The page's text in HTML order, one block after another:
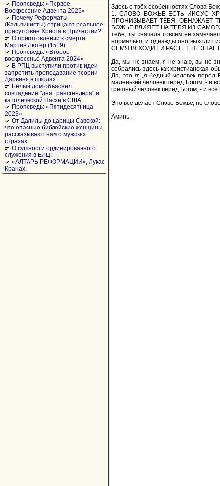
Проповедь: «Первое
Воскресение Адвента 2025»
Почему Реформаты
(Кальвинисты) отрицают реальное
присутствие Христа в Причастии?
О приготовлении к смерти
Мартин Лютер (1519)
Проповедь: «Второе
воскресенье Адвента 2024»
В РПЦ выступили против идеи
запретить преподавание теории
Дарвина в школах
Белый дом объяснил
совпадение "дня трансгендера" и
католической Пасхи в США
Проповедь: «Пятидесятница
2023»
От Далилы до царицы Савской:
что опасные библейские женщины
рассказывают нам о мужских
страхах
О сущности ординированного
служения в ЕЛЦ:
«АЛТАРЬ РЕФОРМАЦИИ», Лукас
Кранах.
Здесь о трёх особенностях Слова
1. СЛОВО БОЖЬЕ ЕСТЬ ИИСУС
ПРОНИЗЫВАЕТ ТЕБЯ, ОБНАЖАЕТ
БОЖЬЕ ВЛИЯЕТ НА ТЕБЯ ИЗ САМОГО
тебе, ты сначала совсем не
нормально, и однажды оно выходит
СЕМЯ ВСХОДИТ И РАСТЁТ, НЕ ЗНАЕТ
Да, мы не знаем, я не знаю, вы не
собрались здесь как христианская
Да, это я: „я бедный человек перед
маленький человек перед Богом, - и
грешный человек перед Богом, - и
Это всё делает Слово Божье, не
Аминь.